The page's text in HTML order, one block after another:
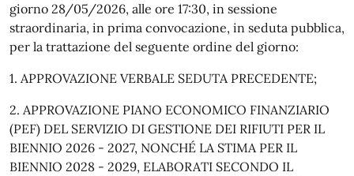
giorno 28/05/2026, alle ore 17:30, in sessione
straordinaria, in prima convocazione, in seduta pubblica,
per la trattazione del seguente ordine del giorno:
1. APPROVAZIONE VERBALE SEDUTA PRECEDENTE;
2. APPROVAZIONE PIANO ECONOMICO FINANZIARIO
(PEF) DEL SERVIZIO DI GESTIONE DEI RIFIUTI PER IL
BIENNIO 2026 - 2027, NONCHÉ LA STIMA PER IL
BIENNIO 2028 - 2029, ELABORATI SECONDO IL